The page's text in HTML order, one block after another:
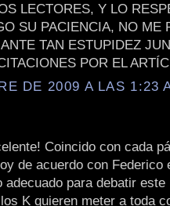
LECTORES, Y LO
SU PACIENCIA, NO ME
TAN ESTUPIDEZ
POR EL
DE 2009 A LAS 1:23
Coincido con cada
de acuerdo con Federico
para debatir este
K quieren meter a toda